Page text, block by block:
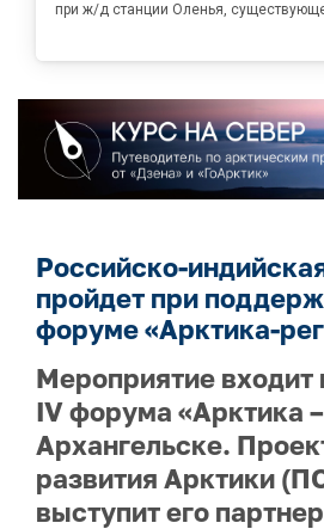
при ж/д станции Оленья,
Российско-
пройдет при
форуме «Арктика-
Мероприятие входит
IV форума «Арктика
Архангельске.
развития Арктики
выступит его